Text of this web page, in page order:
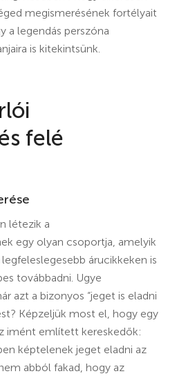
megismerésének fortélyait
a legendás perszóna
is kitekintsünk.
felé
létezik a
egy olyan csoportja, amelyik
árucikkeken is
továbbadni. Ugye
azt a bizonyos “jeget is eladni
Képzeljük most el, hogy egy
imént említett kereskedők:
képtelenek jeget eladni az
abból fakad, hogy az